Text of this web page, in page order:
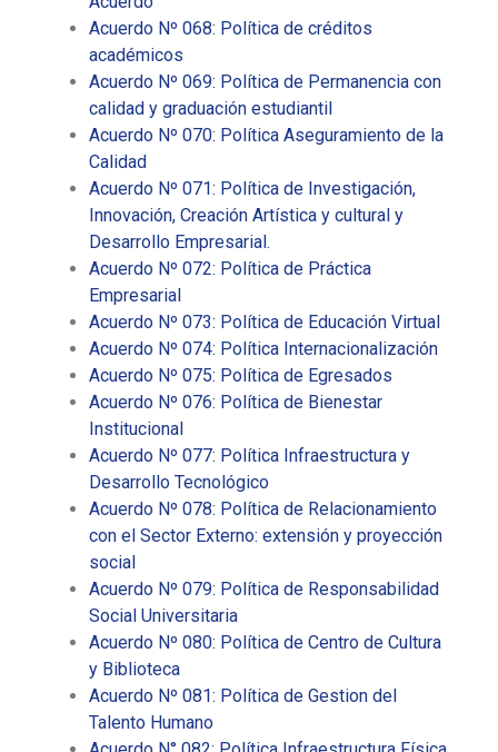
Acuerdo Nº 068: Política de créditos
académicos
Acuerdo Nº 069: Política de Permanencia con
calidad y graduación estudiantil
Acuerdo Nº 070: Política Aseguramiento de la
Calidad
Acuerdo Nº 071: Política de Investigación,
Innovación, Creación Artística y cultural y
Desarrollo Empresarial.
Acuerdo Nº 072: Política de Práctica
Empresarial
Acuerdo Nº 073: Política de Educación Virtual
Acuerdo Nº 074: Política Internacionalización
Acuerdo Nº 075: Política de Egresados
Acuerdo Nº 076: Política de Bienestar
Institucional
Acuerdo Nº 077: Política Infraestructura y
Desarrollo Tecnológico
Acuerdo Nº 078: Política de Relacionamiento
con el Sector Externo: extensión y proyección
social
Acuerdo Nº 079: Política de Responsabilidad
Social Universitaria
Acuerdo Nº 080: Política de Centro de Cultura
y Biblioteca
Acuerdo Nº 081: Política de Gestion del
Talento Humano